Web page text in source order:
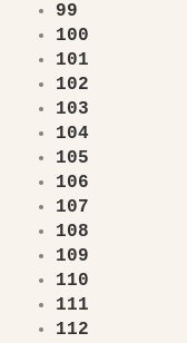
99
100
101
102
103
104
105
106
107
108
109
110
111
112